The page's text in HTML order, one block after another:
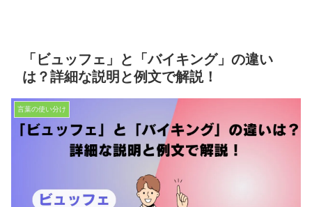
「ビュッフェ」と「バイキング」の違い
は？詳細な説明と例文で解説！
言葉の使い分け